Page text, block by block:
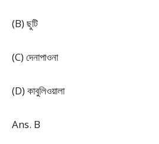
(B) ছুটি
(C) দেনাপাওনা
(D) কাবুলিওয়ালা
Ans. B